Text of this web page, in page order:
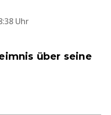
Uhr
über seine